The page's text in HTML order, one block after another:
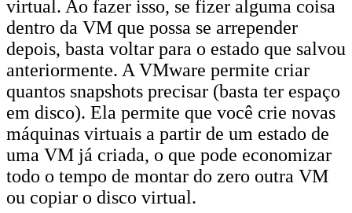
virtual. Ao fazer isso, se fizer alguma coisa
dentro da VM que possa se arrepender
depois, basta voltar para o estado que salvou
anteriormente. A VMware permite criar
quantos snapshots precisar (basta ter espaço
em disco). Ela permite que você crie novas
máquinas virtuais a partir de um estado de
uma VM já criada, o que pode economizar
todo o tempo de montar do zero outra VM
ou copiar o disco virtual.